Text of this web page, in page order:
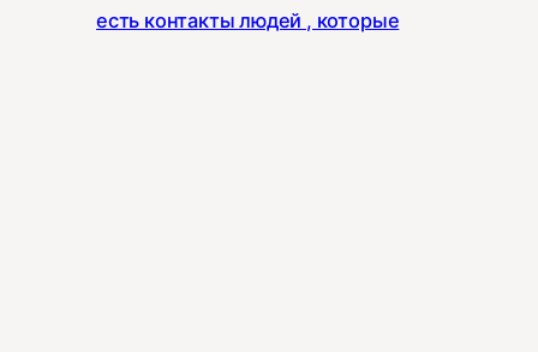
есть контакты людей , которые